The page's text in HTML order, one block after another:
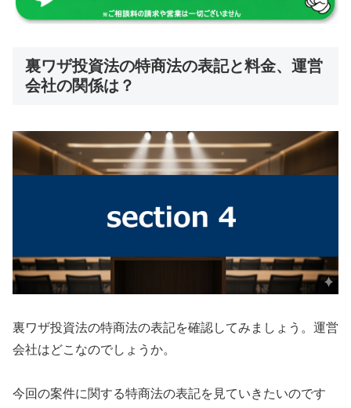
裏ワザ投資法の特商法の表記と料金、運営
会社の関係は？
裏ワザ投資法の特商法の表記を確認してみましょう。運営
会社はどこなのでしょうか。
今回の案件に関する特商法の表記を見ていきたいのです